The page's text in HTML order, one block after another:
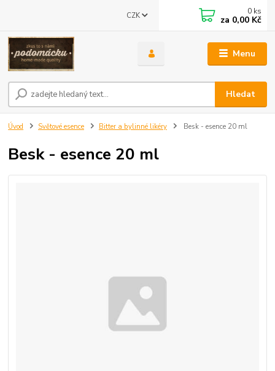
Menu
CZK
Hledat
0 ks
za 0,00 Kč
Úvod Světové esence Bitter a bylinné likéry Besk - esence 20 ml
Besk - esence 20 ml